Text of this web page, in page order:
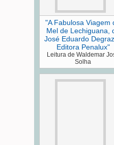
"A Fabulosa Viagem
Mel de Lechiguana,
José Eduardo
Editora Penalux"
Leitura de Waldemar
Solha